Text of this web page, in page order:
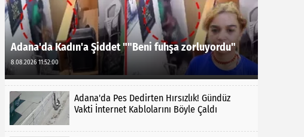
Adana'da Kadın'a Şiddet ""Beni fuhşa zorluyordu"
8.08.2026 11:52:00
Adana'da Pes Dedirten Hırsızlık! Gündüz
Vakti İnternet Kablolarını Böyle Çaldı